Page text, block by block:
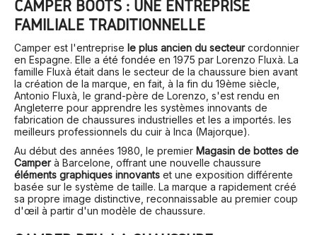
CAMPER BOOTS : UNE ENTREPRISE
FAMILIALE TRADITIONNELLE
Camper est l'entreprise le plus ancien du secteurcordonnier
en Espagne. Elle a été fondée en 1975 par Lorenzo Fluxà. La
famille Fluxà était dans le secteur de la chaussure bien avant
la création de la marque, en fait, à la fin du 19ème siècle,
Antonio Fluxà, le grand-père de Lorenzo, s'est rendu en
Angleterre pour apprendre les systèmes innovants de
fabrication de chaussures industrielles et les a importés. les
meilleurs professionnels du cuir à Inca (Majorque).
Au début des années 1980, le premier Magasin de bottes de
Camperà Barcelone, offrant une nouvelle chaussure
éléments graphiques innovants et une exposition différente
basée sur le système de taille. La marque a rapidement créé
sa propre image distinctive, reconnaissable au premier coup
d'œil à partir d'un modèle de chaussure.